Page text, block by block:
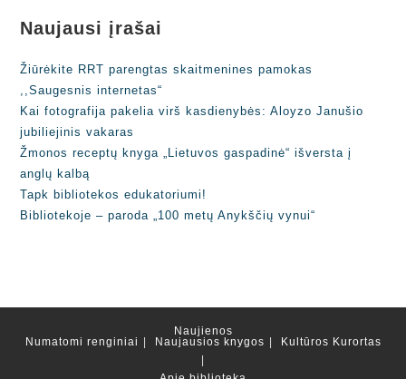
Naujausi įrašai
Žiūrėkite RRT parengtas skaitmenines pamokas
,,Saugesnis internetas“
Kai fotografija pakelia virš kasdienybės: Aloyzo Janušio
jubiliejinis vakaras
Žmonos receptų knyga „Lietuvos gaspadinė“ išversta į
anglų kalbą
Tapk bibliotekos edukatoriumi!
Bibliotekoje – paroda „100 metų Anykščių vynui“
Naujienos
Numatomi renginiai
Naujausios knygos Kultūros Kurortas